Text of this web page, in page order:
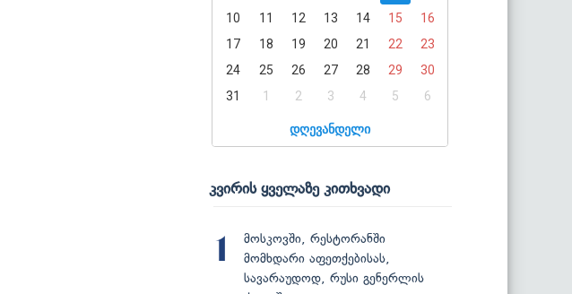
10
11 12 13 14 15
16
17
18 19 20 21 22
23
24
25 26 27 28 29
30
31
1 2 3 4 5 6
დღევანდელი
კვირის ყველაზე კითხვადი
1
მოსკოვში, რესტორანში
მომხდარი აფეთქებისას,
სავარაუდოდ, რუსი გენერლის